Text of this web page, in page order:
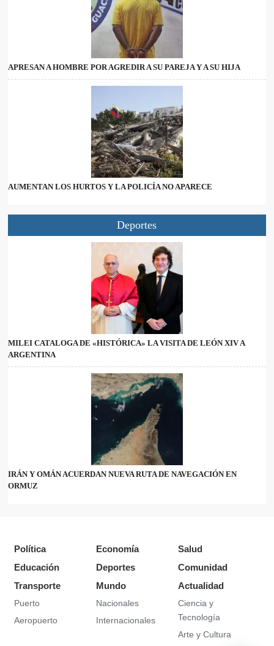
APRESAN A HOMBRE POR AGREDIR A SU PAREJA Y A SU HIJA
AUMENTAN LOS HURTOS Y LA POLICÍA NO APARECE
Deportes
MILEI CATALOGA DE «HISTÓRICA» LA VISITA DE LEÓN XIV A
ARGENTINA
IRÁN Y OMÁN ACUERDAN NUEVA RUTA DE NAVEGACIÓN EN
ORMUZ
Política Economía
Salud
Educación
Deportes
Comunidad
Transporte
Puerto
Aeropuerto
Mundo
Nacionales
Internacionales
Actualidad
Ciencia y
Tecnología
Arte y Cultura